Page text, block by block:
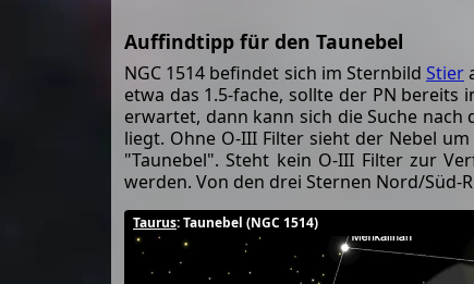
Auffindtipp für den Taunebel
NGC 1514 befindet sich im Sternbild Stier
etwa das 1.5-fache, sollte der PN bereits
erwartet, dann kann sich die Suche
liegt. Ohne O-III Filter sieht der Nebel
"Taunebel". Steht kein O-III Filter zur
werden. Von den drei Sternen Nord/Süd-
Taurus: Taunebel (NGC 1514)